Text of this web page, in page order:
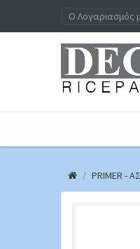
Ο Λογαριασμός
PRIMER -